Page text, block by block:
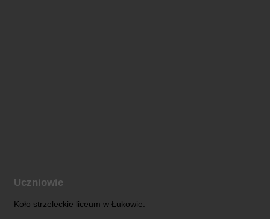
Uczniowie
Koło strzeleckie liceum w Łukowie.